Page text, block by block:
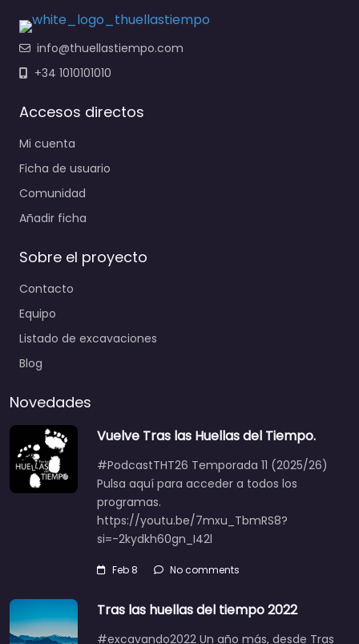
info@thuellastiempo.com
+34 1010101010
Accesos directos
Mi cuenta
Ficha de usuario
Comunidad
Añadir ficha
Sobre el proyecto
Contacto
Equipo
Listado de excavaciones
Blog
Novedades
Vuelve Tras las Huellas del Tiempo.
#PodcastTHT26 Temporada 11 (2025/26)
Pulsa aquí para acceder a todos los
programas.
https://youtu.be/7mxu_TbmRS8?
si=-2kydkh60gn_I42l
Feb 8 No comments
Tras las huellas del tiempo 2022
#excavando2022 Un año más, desde Tras